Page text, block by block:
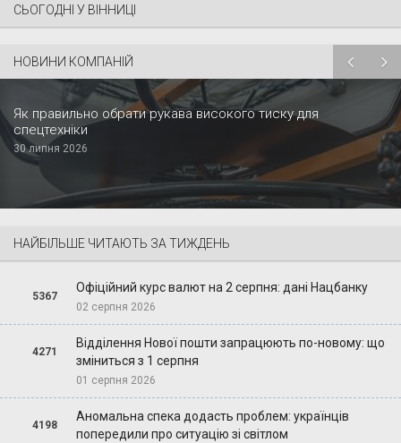
СЬОГОДНІ У ВІННИЦІ
НОВИНИ КОМПАНІЙ
Як правильно обрати рукава високого тиску для
спецтехніки
30 липня 2026
НАЙБІЛЬШЕ ЧИТАЮТЬ ЗА ТИЖДЕНЬ
5367
Офіційний курс валют на 2 серпня: дані Нацбанку
02 серпня 2026
4271
Відділення Нової пошти запрацюють по-новому: що
зміниться з 1 серпня
01 серпня 2026
4198
Аномальна спека додасть проблем: українців
попередили про ситуацію зі світлом